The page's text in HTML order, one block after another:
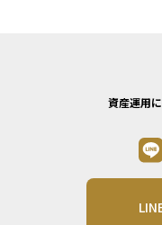
資産運用